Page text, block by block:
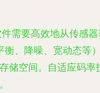
需要高效地从传感
衡、降噪、宽动态等
储空间。自适应码率